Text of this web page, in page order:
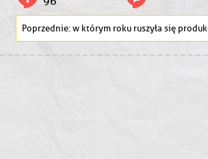
w którym roku ruszyła się produkcja karabinu